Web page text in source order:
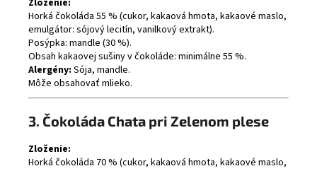
Horká čokoláda 55 % (cukor, kakaová hmota, kakaové maslo,
emulgátor: sójový lecitín, vanilkový extrakt).
Posýpka: mandle (30 %).
Obsah kakaovej sušiny v čokoláde: minimálne 55 %.
Alergény: Sója, mandle.
Môže obsahovať mlieko.
3. Čokoláda Chata pri Zelenom plese
Zloženie:
Horká čokoláda 70 % (cukor, kakaová hmota, kakaové maslo,